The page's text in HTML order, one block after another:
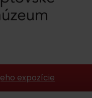
záchrany
s Generali
expozície